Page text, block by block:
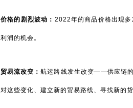
价格的剧烈波动： 2022年的商品价格出现
利润的机会。
贸易流改变：航运路线发生改变——供应链的
对这些变化、建立新的贸易路线、寻找新的